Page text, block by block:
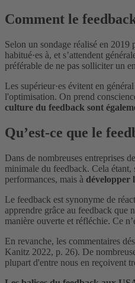
Comment le
Selon un sondage réalisé en 2019
habitué·es à, et s’attendent
préférable de ne pas solliciter un
Les supérieur·es évitent en
l'optimisation. On prend
culture du feedback sont
Qu’est-ce que le
Dans de nombreuses entreprises
minimale du feedback. Cela
performances, mais à développer
Le feedback est synonyme de
apprendre grâce au feedback que
manière ouverte et réfléchie. Ce
En revanche, les commentaires
Kanitz 2022, p. 26). De
plupart d'entre nous en reçoivent